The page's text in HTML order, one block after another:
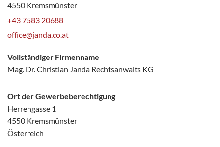
4550 Kremsmünster
+43 7583 20688
office@janda.co.at
Vollständiger Firmenname
Mag. Dr. Christian Janda Rechtsanwalts KG
Ort der Gewerbeberechtigung
Herrengasse 1
4550 Kremsmünster
Österreich